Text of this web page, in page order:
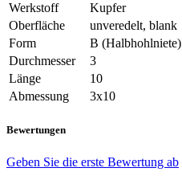
Werkstoff
Kupfer
Oberfläche
unveredelt, blank
Form
B (Halbhohlniete)
Durchmesser
3
Länge
10
Abmessung
3x10
Bewertungen
Geben Sie die erste Bewertung ab